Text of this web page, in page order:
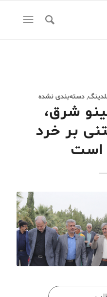
,دسته‌بندی نشده
شرق،
بر خرد
است